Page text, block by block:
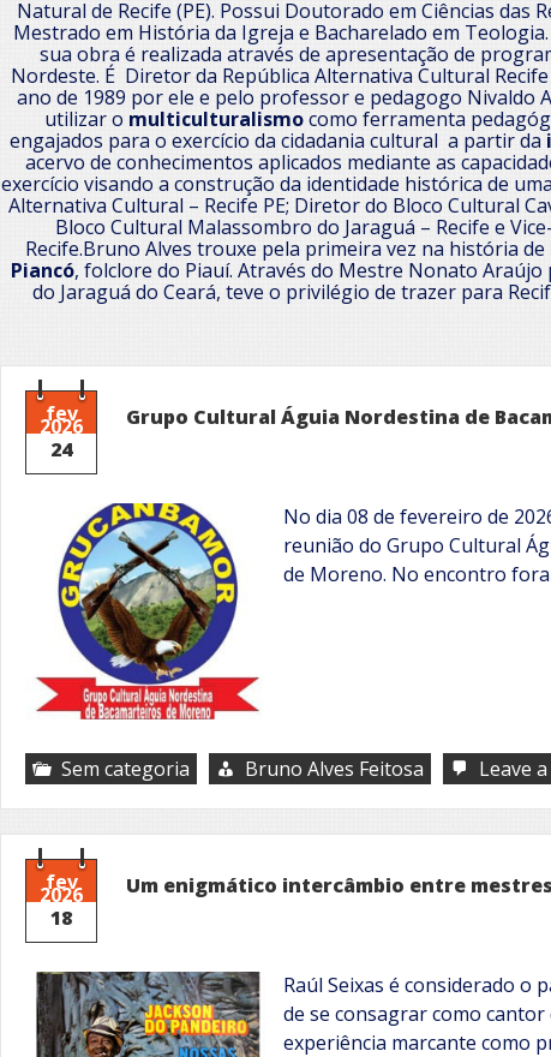
Natural de Recife (PE). Possui Doutorado em Ciências das
Mestrado em História da Igreja e Bacharelado em
sua obra é realizada através de apresentação de
Nordeste. É Diretor da República Alternativa Cultural Recife
ano de 1989 por ele e pelo professor e pedagogo Nivaldo
utilizar o multiculturalismocomo ferramenta
engajados para o exercício da cidadania cultural a partir da
acervo de conhecimentos aplicados mediante as
exercício visando a construção da identidade histórica de
Alternativa Cultural – Recife PE; Diretor do Bloco Cultural
Bloco Cultural Malassombro do Jaraguá – Recife e
Recife.Bruno Alves trouxe pela primeira vez na história
Piancó, folclore do Piauí. Através do Mestre Nonato
do Jaraguá do Ceará, teve o privilégio de trazer para
fev
2026
24
Grupo Cultural Águia Nordestina de
No dia 08 de fevereiro de
reunião do Grupo Cultural
de Moreno. No encontro
Sem categoria Bruno Alves Feitosa Leave
fev
2026
18
Um enigmático intercâmbio entre
Raúl Seixas é considerado o
de se consagrar como
experiência marcante como